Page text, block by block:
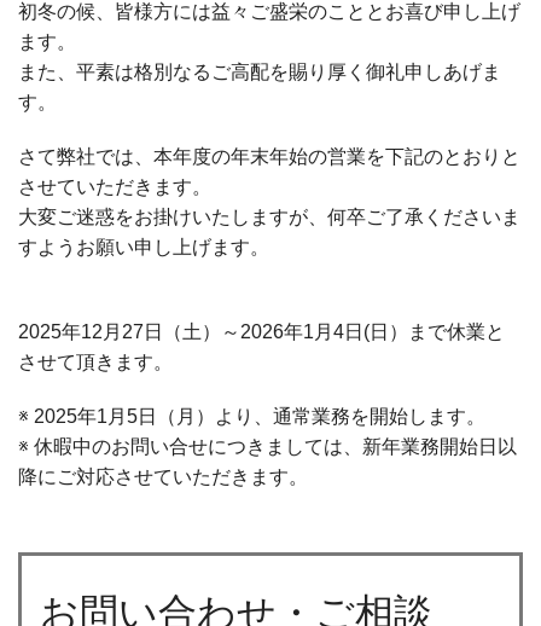
初冬の候、皆様方には益々ご盛栄のこととお喜び申し上げ
ます。
また、平素は格別なるご高配を賜り厚く御礼申しあげま
す。
さて弊社では、本年度の年末年始の営業を下記のとおりと
させていただきます。
大変ご迷惑をお掛けいたしますが、何卒ご了承くださいま
すようお願い申し上げます。
2025年12月27日（土）～2026年1月4日(日）まで休業と
させて頂きます。
※ 2025年1月5日（月）より、通常業務を開始します。
※ 休暇中のお問い合せにつきましては、新年業務開始日以
降にご対応させていただきます。
お問い合わせ・ご相談